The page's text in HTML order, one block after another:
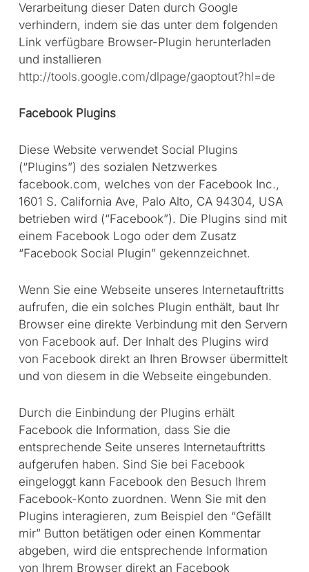
Verarbeitung dieser Daten durch Google
verhindern, indem sie das unter dem folgenden
Link verfügbare Browser-Plugin herunterladen
und installieren
http://tools.google.com/dlpage/gaoptout?hl=de
Facebook Plugins
Diese Website verwendet Social Plugins
(“Plugins”) des sozialen Netzwerkes
facebook.com, welches von der Facebook Inc.,
1601 S. California Ave, Palo Alto, CA 94304, USA
betrieben wird (“Facebook”). Die Plugins sind mit
einem Facebook Logo oder dem Zusatz
“Facebook Social Plugin” gekennzeichnet.
Wenn Sie eine Webseite unseres Internetauftritts
aufrufen, die ein solches Plugin enthält, baut Ihr
Browser eine direkte Verbindung mit den Servern
von Facebook auf. Der Inhalt des Plugins wird
von Facebook direkt an Ihren Browser übermittelt
und von diesem in die Webseite eingebunden.
Durch die Einbindung der Plugins erhält
Facebook die Information, dass Sie die
entsprechende Seite unseres Internetauftritts
aufgerufen haben. Sind Sie bei Facebook
eingeloggt kann Facebook den Besuch Ihrem
Facebook-Konto zuordnen. Wenn Sie mit den
Plugins interagieren, zum Beispiel den “Gefällt
mir” Button betätigen oder einen Kommentar
abgeben, wird die entsprechende Information
von Ihrem Browser direkt an Facebook